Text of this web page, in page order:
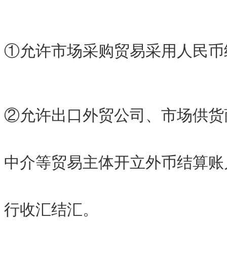
①允许市场采购贸易采用人民
②允许出口外贸公司、市场供
中介等贸易主体开立外币结算
行收汇结汇。